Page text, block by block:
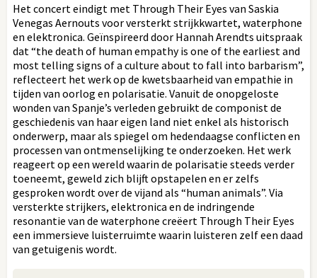
Het concert eindigt met Through Their Eyes van Saskia
Venegas Aernouts voor versterkt strijkkwartet, waterphone
en elektronica. Geïnspireerd door Hannah Arendts uitspraak
dat “the death of human empathy is one of the earliest and
most telling signs of a culture about to fall into barbarism”,
reflecteert het werk op de kwetsbaarheid van empathie in
tijden van oorlog en polarisatie. Vanuit de onopgeloste
wonden van Spanje’s verleden gebruikt de componist de
geschiedenis van haar eigen land niet enkel als historisch
onderwerp, maar als spiegel om hedendaagse conflicten en
processen van ontmenselijking te onderzoeken. Het werk
reageert op een wereld waarin de polarisatie steeds verder
toeneemt, geweld zich blijft opstapelen en er zelfs
gesproken wordt over de vijand als “human animals”. Via
versterkte strijkers, elektronica en de indringende
resonantie van de waterphone creëert Through Their Eyes
een immersieve luisterruimte waarin luisteren zelf een daad
van getuigenis wordt.